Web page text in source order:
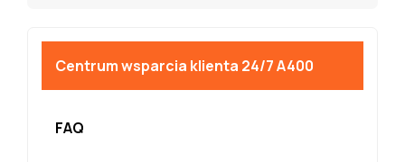
Centrum wsparcia klienta 24/7 A400
FAQ